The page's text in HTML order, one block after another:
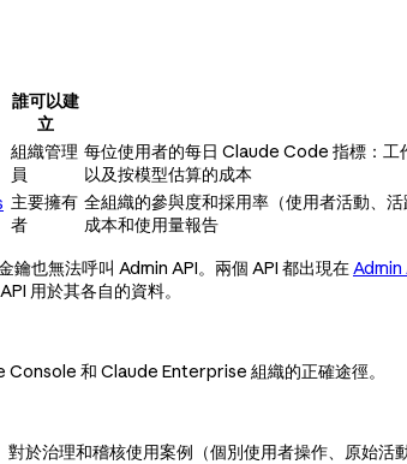
誰可以建
立
組織管理
員
每位使用者的每日 Claude Code 指標：工
以及按模型估算的成本
主要擁有
者
全組織的參與度和採用率（使用者活動、
成本和使用量報告
也無法呼叫 Admin API。兩個 API 都出現在Admin
用於其各自的資料。
Console 和 Claude Enterprise 組織的正確途徑。
對於治理和稽核使用案例（個別使用者操作、原始活